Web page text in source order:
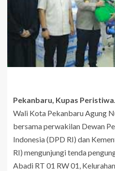
Pekanbaru, Kupas
Wali Kota Pekanbaru Agung
bersama perwakilan Dewan
Indonesia (DPD RI) dan
RI) mengunjungi tenda
Abadi RT 01 RW 01,